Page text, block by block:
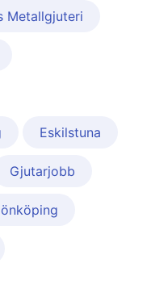
Metallgjuteri
Eskilstuna
Gjutarjobb